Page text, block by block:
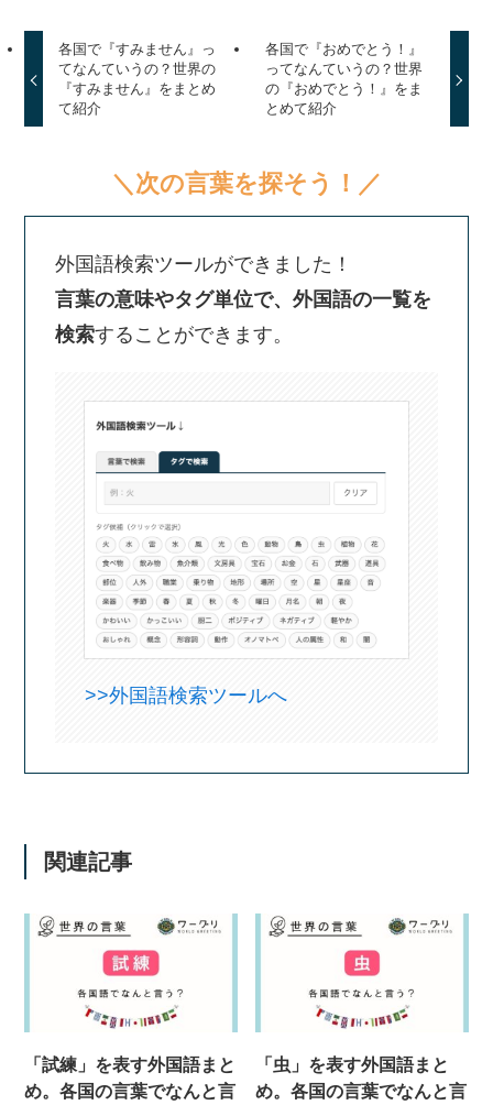
各国で『すみません』っ
てなんていうの？世界の
『すみません』をまとめ
て紹介
各国で『おめでとう！』
ってなんていうの？世界
の『おめでとう！』をま
とめて紹介
＼次の言葉を探そう！／
外国語検索ツールができました！
言葉の意味やタグ単位で、外国語の一覧を
検索することができます。
>>外国語検索ツールへ
関連記事
「試練」を表す外国語まと
め。各国の言葉でなんと言
「虫」を表す外国語まと
め。各国の言葉でなんと言